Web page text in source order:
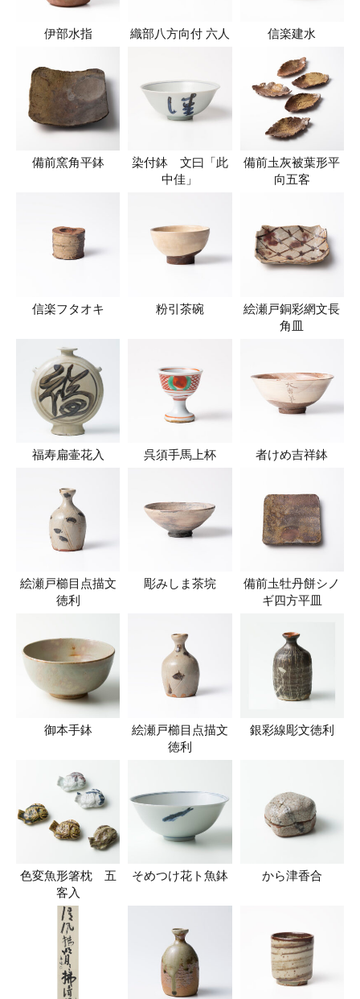
伊部水指 織部八方向付 六人 信楽建水
備前窯角平鉢
染付鉢 文曰「此
中佳」
備前圡灰被葉形平
向五客
信楽フタオキ 粉引茶碗
絵瀬戸銅彩網文長
角皿
福寿扁壷花入 呉須手馬上杯 者けめ吉祥鉢
絵瀬戸櫛目点描文
徳利
彫みしま茶垸
備前圡牡丹餅シノ
ギ四方平皿
御本手鉢
絵瀬戸櫛目点描文
徳利
銀彩線彫文徳利
色変魚形箸枕 五
客入
そめつけ花ト魚鉢 から津香合